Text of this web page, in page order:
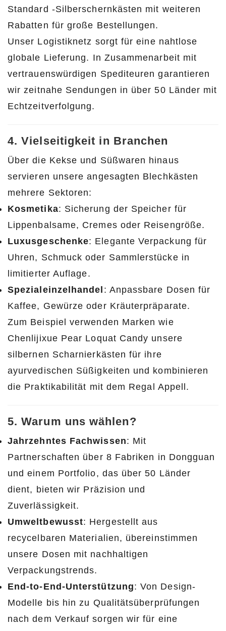
Standard -Silberschernkästen mit weiteren
Rabatten für große Bestellungen.
Unser Logistiknetz sorgt für eine nahtlose
globale Lieferung. In Zusammenarbeit mit
vertrauenswürdigen Spediteuren garantieren
wir zeitnahe Sendungen in über 50 Länder mit
Echtzeitverfolgung.
4. Vielseitigkeit in Branchen
Über die Kekse und Süßwaren hinaus
servieren unsere angesagten Blechkästen
mehrere Sektoren:
Kosmetika: Sicherung der Speicher für
Lippenbalsame, Cremes oder Reisengröße.
Luxusgeschenke: Elegante Verpackung für
Uhren, Schmuck oder Sammlerstücke in
limitierter Auflage.
Spezialeinzelhandel : Anpassbare Dosen für
Kaffee, Gewürze oder Kräuterpräparate.
Zum Beispiel verwenden Marken wie
Chenlijixue Pear Loquat Candy unsere
silbernen Scharnierkästen für ihre
ayurvedischen Süßigkeiten und kombinieren
die Praktikabilität mit dem Regal Appell.
5. Warum uns wählen?
Jahrzehntes Fachwissen: Mit
Partnerschaften über 8 Fabriken in Dongguan
und einem Portfolio, das über 50 Länder
dient, bieten wir Präzision und
Zuverlässigkeit.
Umweltbewusst: Hergestellt aus
recycelbaren Materialien, übereinstimmen
unsere Dosen mit nachhaltigen
Verpackungstrends.
End-to-End-Unterstützung: Von Design-
Modelle bis hin zu Qualitätsüberprüfungen
nach dem Verkauf sorgen wir für eine